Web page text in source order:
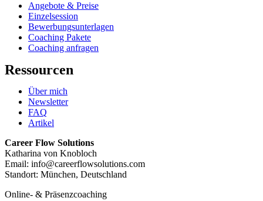
Angebote & Preise
Einzelsession
Bewerbungsunterlagen
Coaching Pakete
Coaching anfragen
Ressourcen
Über mich
Newsletter
FAQ
Artikel
Career Flow Solutions
Katharina von Knobloch
Email: info@careerflowsolutions.com
Standort: München, Deutschland
Online- & Präsenzcoaching